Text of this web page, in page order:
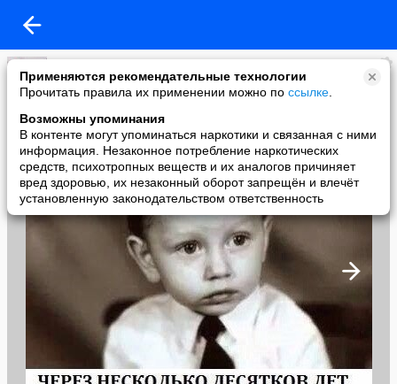
Применяются рекомендательные технологии
Прочитать правила их применении можно по ссылке
Возможны упоминания
В контенте могут упоминаться наркотики и связанная с ними
информация. Незаконное потребление наркотических
средств, психотропных веществ и их аналогов причиняет
вред здоровью, их незаконный оборот запрещён и влечёт
установленную законодательством ответственность
Роман Романов
added a photo
12 Oct в 03:25